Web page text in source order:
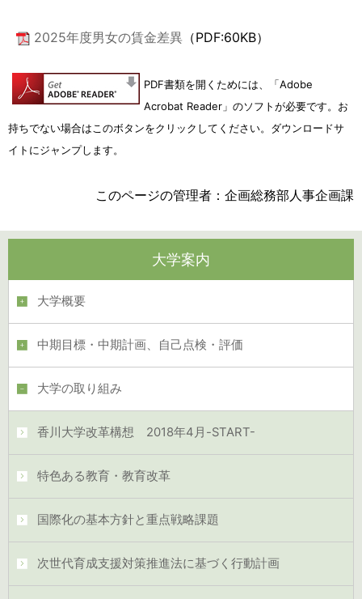
2025年度男女の賃金差異 （PDF:60KB）
PDF書類を開くためには、「Adobe
Acrobat Reader」のソフトが必要です。 お
持ちでない場合はこのボタンをクリックしてください。ダウンロードサ
イトにジャンプします。
このページの管理者：企画総務部人事企画課
大学案内
大学概要
中期目標・中期計画、自己点検・評価
大学の取り組み
香川大学改革構想 2018年4月-START-
特色ある教育・教育改革
国際化の基本方針と重点戦略課題
次世代育成支援対策推進法に基づく行動計画